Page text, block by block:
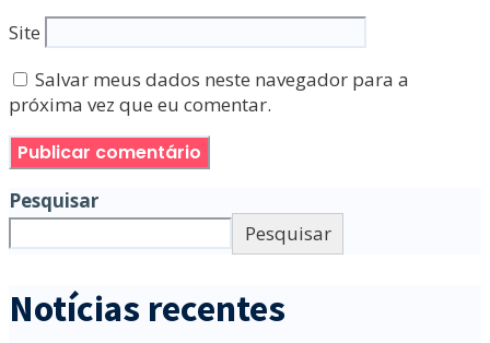
Site
Salvar meus dados neste navegador para a
próxima vez que eu comentar.
Pesquisar
Pesquisar
Notícias recentes